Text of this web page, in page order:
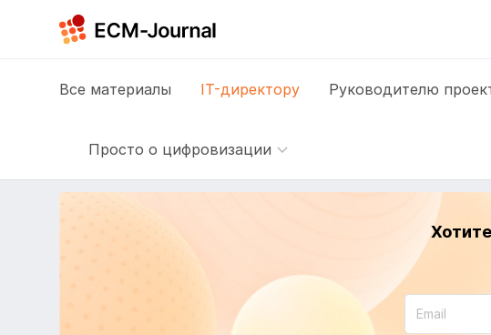
Все материалы IT-директору Руководителю
Просто о цифровизации